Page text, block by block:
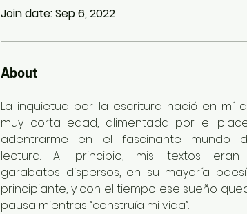
Join date: Sep 6, 2022
About
La inquietud por la escritura nació en mí
muy corta edad, alimentada por el
adentrarme en el fascinante mundo
lectura. Al principio, mis textos eran
garabatos dispersos, en su mayoría
principiante, y con el tiempo ese sueño
pausa mientras “construía mi vida”.